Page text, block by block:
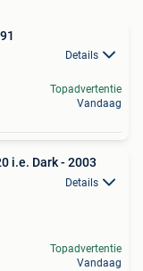
Details
Topadvertentie
Vandaag
i.e. Dark - 2003
Details
Topadvertentie
Vandaag